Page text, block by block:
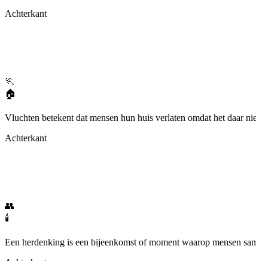
Achterkant
🏃
🏠
Vluchten betekent dat mensen hun huis verlaten omdat het daar
Achterkant
👥
🕯️
Een herdenking is een bijeenkomst of moment waarop mensen